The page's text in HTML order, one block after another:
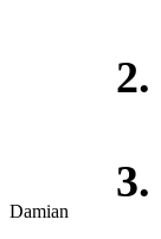
Damian
2.
3.